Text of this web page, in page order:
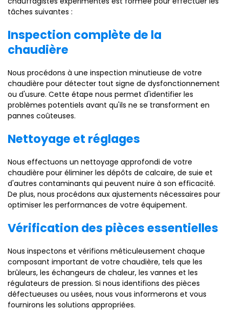
tâches suivantes :
Inspection complète de la
chaudière
Nous procédons à une inspection minutieuse de votre
chaudière pour détecter tout signe de dysfonctionnement
ou d'usure. Cette étape nous permet d'identifier les
problèmes potentiels avant qu'ils ne se transforment en
pannes coûteuses.
Nettoyage et réglages
Nous effectuons un nettoyage approfondi de votre
chaudière pour éliminer les dépôts de calcaire, de suie et
d'autres contaminants qui peuvent nuire à son efficacité.
De plus, nous procédons aux ajustements nécessaires pour
optimiser les performances de votre équipement.
Vérification des pièces essentielles
Nous inspectons et vérifions méticuleusement chaque
composant important de votre chaudière, tels que les
brûleurs, les échangeurs de chaleur, les vannes et les
régulateurs de pression. Si nous identifions des pièces
défectueuses ou usées, nous vous informerons et vous
fournirons les solutions appropriées.